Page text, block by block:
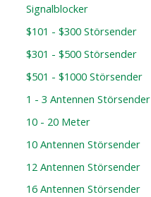
Signalblocker
$101 - $300 Störsender
$301 - $500 Störsender
$501 - $1000 Störsender
1 - 3 Antennen Störsender
10 - 20 Meter
10 Antennen Störsender
12 Antennen Störsender
16 Antennen Störsender